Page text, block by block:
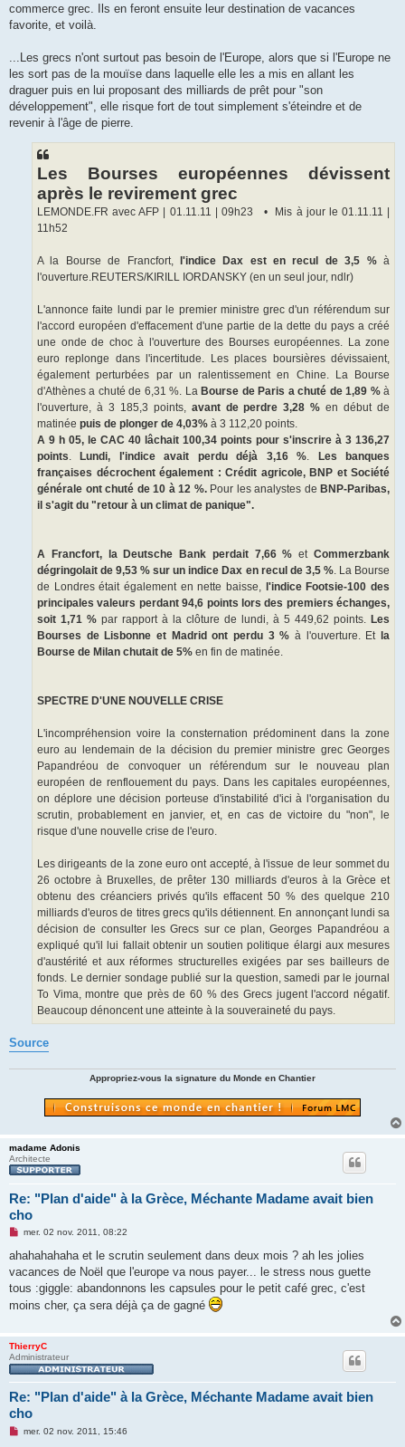
commerce grec. Ils en feront ensuite leur destination de vacances
favorite, et voilà.
...Les grecs n'ont surtout pas besoin de l'Europe, alors que si l'Europe ne
les sort pas de la mouïse dans laquelle elle les a mis en allant les
draguer puis en lui proposant des milliards de prêt pour "son
développement", elle risque fort de tout simplement s'éteindre et de
revenir à l'âge de pierre.
Les Bourses européennes dévissent
après le revirement grec
LEMONDE.FR avec AFP | 01.11.11 | 09h23 • Mis à jour le 01.11.11 |
11h52
A la Bourse de Francfort, l'indice Dax est en recul de 3,5 %à
l'ouverture.REUTERS/KIRILL IORDANSKY (en un seul jour, ndlr)
L'annonce faite lundi par le premier ministre grec d'un référendum sur
l'accord européen d'effacement d'une partie de la dette du pays a créé
une onde de choc à l'ouverture des Bourses européennes. La zone
euro replonge dans l'incertitude. Les places boursières dévissaient,
également perturbées par un ralentissement en Chine. La Bourse
d'Athènes a chuté de 6,31 %. La Bourse de Paris a chuté de 1,89 %à
l'ouverture, à 3 185,3 points, avant de perdre 3,28 % en début de
matinée puis de plonger de 4,03% à 3 112,20 points.
A 9 h 05, le CAC 40 lâchait 100,34 points pour s'inscrire à 3 136,27
points. Lundi, l'indice avait perdu déjà 3,16 %.
Les banques
françaises décrochent également : Crédit agricole, BNP et Société
générale ont chuté de 10 à 12 %.Pour les analystes de BNP-Paribas,
il s'agit du "retour à un climat de panique".
A Francfort, la Deutsche Bank perdait 7,66 % etCommerzbank
dégringolait de 9,53 % sur un indice Dax en recul de 3,5 %. La Bourse
de Londres était également en nette baisse, l'indice Footsie-100 des
principales valeurs perdant 94,6 points lors des premiers échanges,
soit 1,71 % par rapport à la clôture de lundi, à 5 449,62 points. Les
Bourses de Lisbonne et Madrid ont perdu 3 % à l'ouverture. Et la
Bourse de Milan chutait de 5% en fin de matinée.
SPECTRE D'UNE NOUVELLE CRISE
L'incompréhension voire la consternation prédominent dans la zone
euro au lendemain de la décision du premier ministre grec Georges
Papandréou de convoquer un référendum sur le nouveau plan
européen de renflouement du pays. Dans les capitales européennes,
on déplore une décision porteuse d'instabilité d'ici à l'organisation du
scrutin, probablement en janvier, et, en cas de victoire du "non", le
risque d'une nouvelle crise de l'euro.
Les dirigeants de la zone euro ont accepté, à l'issue de leur sommet du
26 octobre à Bruxelles, de prêter 130 milliards d'euros à la Grèce et
obtenu des créanciers privés qu'ils effacent 50 % des quelque 210
milliards d'euros de titres grecs qu'ils détiennent. En annonçant lundi sa
décision de consulter les Grecs sur ce plan, Georges Papandréou a
expliqué qu'il lui fallait obtenir un soutien politique élargi aux mesures
d'austérité et aux réformes structurelles exigées par ses bailleurs de
fonds. Le dernier sondage publié sur la question, samedi par le journal
To Vima, montre que près de 60 % des Grecs jugent l'accord négatif.
Beaucoup dénoncent une atteinte à la souveraineté du pays.
Source
Appropriez-vous la signature du Monde en Chantier
madame Adonis
Architecte
Re: "Plan d'aide" à la Grèce, Méchante Madame avait bien
cho
M
s
a
g
n
u
mer. 02 nov. 2011, 08:22
ahahahahaha et le scrutin seulement dans deux mois ? ah les jolies
vacances de Noël que l'europe va nous payer... le stress nous guette
tous :giggle: abandonnons les capsules pour le petit café grec, c'est
moins cher, ça sera déjà ça de gagné
ThierryC
Administrateur
Re: "Plan d'aide" à la Grèce, Méchante Madame avait bien
cho
Mmer. 02 nov. 2011, 15:46